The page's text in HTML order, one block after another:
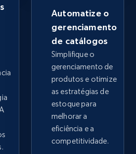
Comece agora
by category
Seller name, Seller rating,
Root category, and
Comece agora
Automatize o
gerenciamento
de catálogos
Simplifique o
gerenciamento de
produtos e otimize
as estratégias de
estoque para
melhorar a
eficiência e a
competitividade.